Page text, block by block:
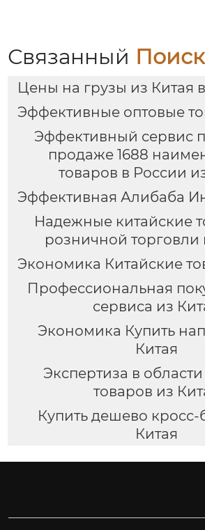
цепями поставок
Связанный Поиск
Цены на грузы из Китая
Эффективные оптовые
Эффективный сервис
продаже 1688
товаров в России
Эффективная Алибаба
Надежные китайские
розничной торговли
Экономика Китайские
Профессиональная
сервиса из
Экономика Купить
Китая
Экспертиза в
товаров из
Купить дешево
Китая